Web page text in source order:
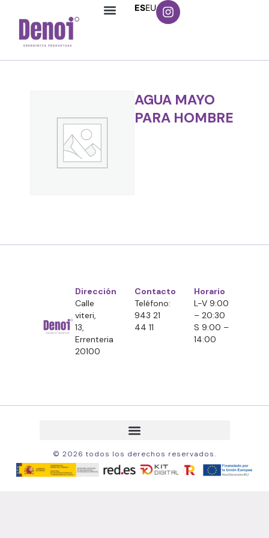
ESEU
AGUA MAYO
PARA HOMBRE
Dirección
Calle
viteri,
13,
Errenteria
20100
Contacto
Teléfono:
943 21
44 11
Horario
L-V 9:00
– 20:30
S 9:00 –
14:00
© 2026 todos los derechos reservados.